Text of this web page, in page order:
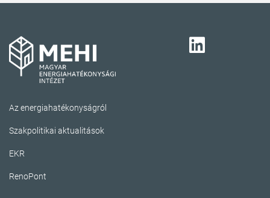
Az energiahatékonyságról
Szakpolitikai aktualitások
EKR
RenoPont